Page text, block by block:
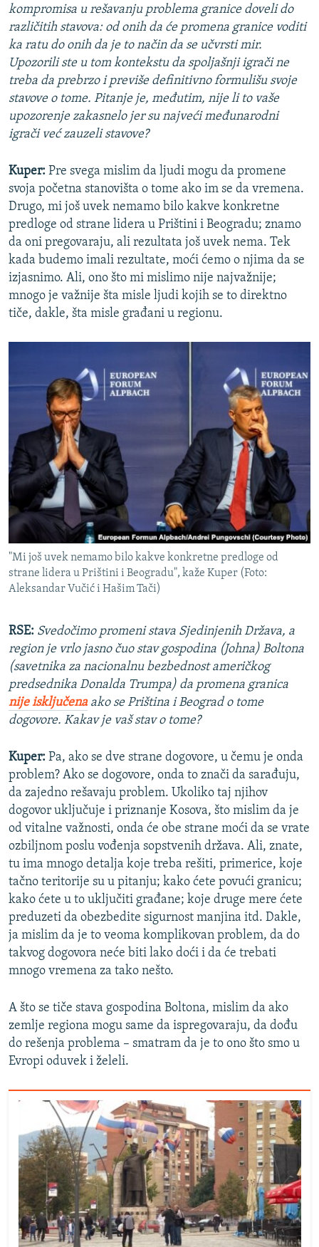
kompromisa u rešavanju problema granice doveli do
različitih stavova: od onih da će promena granice voditi
ka ratu do onih da je to način da se učvrsti mir.
Upozorili ste u tom kontekstu da spoljašnji igrači ne
treba da prebrzo i previše definitivno formulišu svoje
stavove o tome. Pitanje je, međutim, nije li to vaše
upozorenje zakasnelo jer su najveći međunarodni
igrači već zauzeli stavove?
Kuper: Pre svega mislim da ljudi mogu da promene
svoja početna stanovišta o tome ako im se da vremena.
Drugo, mi još uvek nemamo bilo kakve konkretne
predloge od strane lidera u Prištini i Beogradu; znamo
da oni pregovaraju, ali rezultata još uvek nema. Tek
kada budemo imali rezultate, moći ćemo o njima da se
izjasnimo. Ali, ono što mi mislimo nije najvažnije;
mnogo je važnije šta misle ljudi kojih se to direktno
tiče, dakle, šta misle građani u regionu.
"Mi još uvek nemamo bilo kakve konkretne predloge od
strane lidera u Prištini i Beogradu", kaže Kuper (Foto:
Aleksandar Vučić i Hašim Tači)
RSE: Svedočimo promeni stava Sjedinjenih Država, a
region je vrlo jasno čuo stav gospodina (Johna) Boltona
(savetnika za nacionalnu bezbednost američkog
predsednika Donalda Trumpa) da promena granica
nije isključenaako se Priština i Beograd o tome
dogovore. Kakav je vaš stav o tome?
Kuper: Pa, ako se dve strane dogovore, u čemu je onda
problem? Ako se dogovore, onda to znači da sarađuju,
da zajedno rešavaju problem. Ukoliko taj njihov
dogovor uključuje i priznanje Kosova, što mislim da je
od vitalne važnosti, onda će obe strane moći da se vrate
ozbiljnom poslu vođenja sopstvenih država. Ali, znate,
tu ima mnogo detalja koje treba rešiti, primerice, koje
tačno teritorije su u pitanju; kako ćete povući granicu;
kako ćete u to uključiti građane; koje druge mere ćete
preduzeti da obezbedite sigurnost manjina itd. Dakle,
ja mislim da je to veoma komplikovan problem, da do
takvog dogovora neće biti lako doći i da će trebati
mnogo vremena za tako nešto.
A što se tiče stava gospodina Boltona, mislim da ako
zemlje regiona mogu same da ispregovaraju, da dođu
do rešenja problema – smatram da je to ono što smo u
Evropi oduvek i želeli.